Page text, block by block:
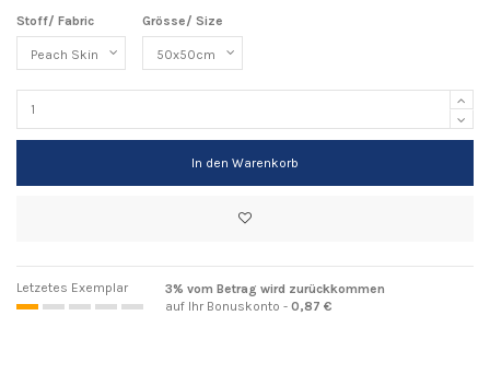
Stoff/ Fabric Grösse/ Size
In den Warenkorb
Letzetes Exemplar
3% vom Betrag wird zurückkommen
auf Ihr Bonuskonto - 0,87 €